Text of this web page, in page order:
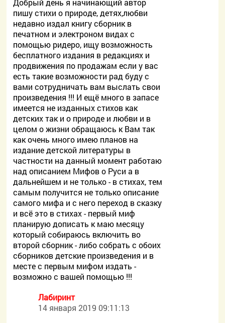
Добрый день я начинающий автор
пишу стихи о природе, детях,любви
недавно издал книгу сборник в
печатном и электроном видах с
помощью ридеро, ищу возможность
бесплатного издания в редакциях и
продвижения по продажам если у вас
есть такие возможности рад буду с
вами сотрудничать вам выслать свои
произведения !!! И ещё много в запасе
имеется не изданных стихов как
детских так и о природе и любви и в
целом о жизни обращаюсь к Вам так
как очень много имею планов на
издание детской литературы в
частности на данный момент работаю
над описанием Мифов о Руси а в
дальнейшем и не только - в стихах, тем
самым получится не только описание
самого мифа и с него переход в сказку
и всё это в стихах - первый миф
планирую дописать к маю месяцу
который собираюсь включить во
второй сборник - либо собрать с обоих
сборников детские произведения и в
месте с первым мифом издать -
возможно с вашей помощью !!!
Лабиринт
14 января 2019 09:11:13